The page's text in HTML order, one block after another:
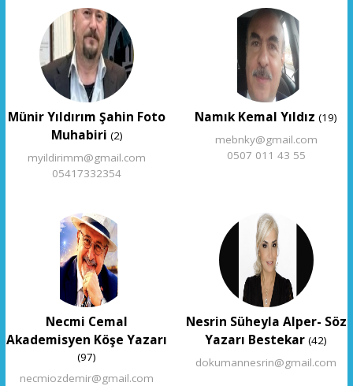
Münir Yıldırım Şahin Foto
Muhabiri (2)
myildirimm@gmail.com
05417332354
Namık Kemal Yıldız (19)
mebnky@gmail.com
0507 011 43 55
Necmi Cemal
Akademisyen Köşe Yazarı
(97)
necmiozdemir@gmail.com
Nesrin Süheyla Alper- Söz
Yazarı Bestekar (42)
dokumannesrin@gmail.com